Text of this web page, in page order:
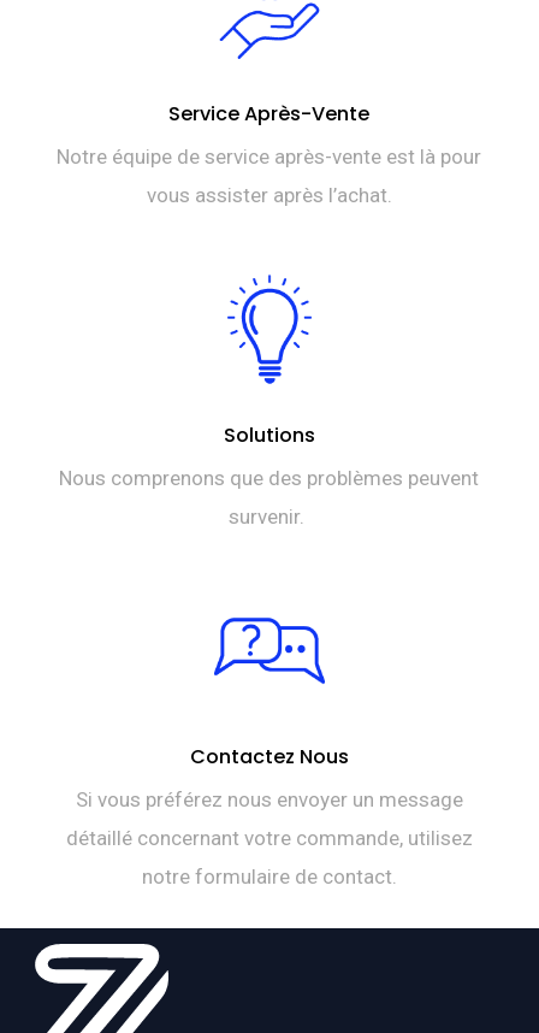
Service Après-Vente
Notre équipe de service après-vente est là pour
vous assister après l’achat.
Solutions
Nous comprenons que des problèmes peuvent
survenir.
Contactez Nous
Si vous préférez nous envoyer un message
détaillé concernant votre commande, utilisez
notre formulaire de contact.